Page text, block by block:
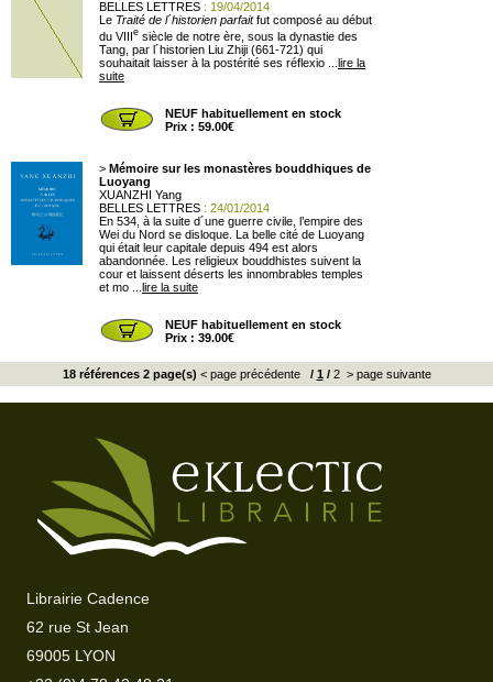
BELLES LETTRES : 19/04/2014
Le Traité de l´historien parfaitfut composé au début
du VIIIe siècle de notre ère, sous la dynastie des
Tang, par l´historien Liu Zhiji (661-721) qui
souhaitait laisser à la postérité ses réflexio ... lire la
suite
NEUF habituellement en stock
Prix : 59.00€
> Mémoire sur les monastères bouddhiques de
Luoyang
XUANZHI Yang
BELLES LETTRES : 24/01/2014
En 534, à la suite d´une guerre civile, l’empire des
Wei du Nord se disloque. La belle cité de Luoyang
qui était leur capitale depuis 494 est alors
abandonnée. Les religieux bouddhistes suivent la
cour et laissent déserts les innombrables temples
et mo ... lire la suite
NEUF habituellement en stock
Prix : 39.00€
18 références 2 page(s) < page précédente/ 1 /2 > page suivante
Librairie Cadence
62 rue St Jean
69005 LYON